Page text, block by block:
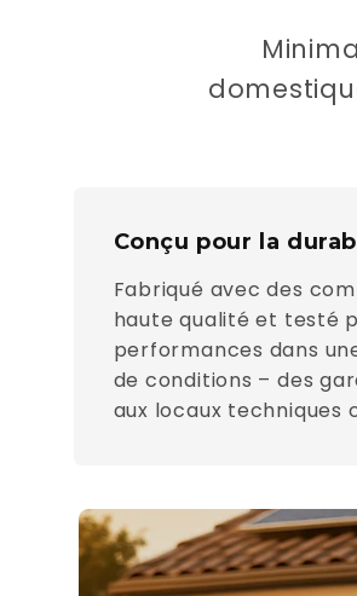
Conçu pour la
Fabriqué avec des
haute qualité et testé
performances dans
de conditions – des
aux locaux techniques